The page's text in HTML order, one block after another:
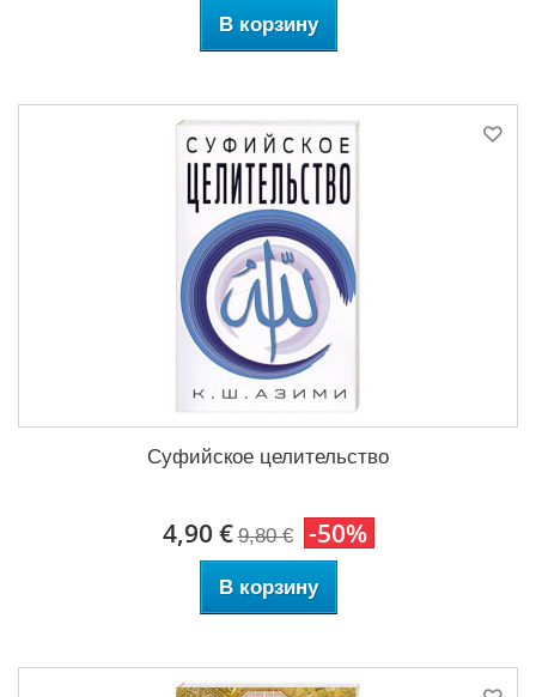
В корзину
Суфийское целительство
4,90 € 9,80 € -50%
В корзину